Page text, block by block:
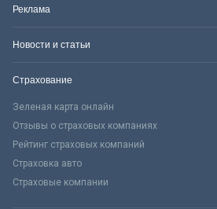
Реклама
Новости и статьи
Страхование
Зеленая карта онлайн
Отзывы о страховых компаниях
Рейтинг страховых компаний
Страховка авто
Страховые компании